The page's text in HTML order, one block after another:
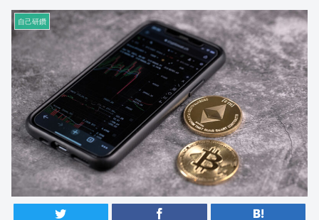
自己研鑽